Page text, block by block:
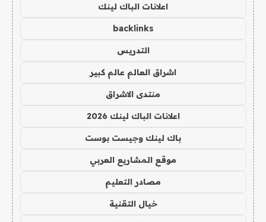
اعلانات الباك لينك
backlinks
التدريس
اشراق العالم عالم كبير
منتدى الاشراق
اعلانات الباك لينك 2026
باك لينك وجيست بوست
موقع المشاريع العربي
مصادر التعليم
خيال التقنية